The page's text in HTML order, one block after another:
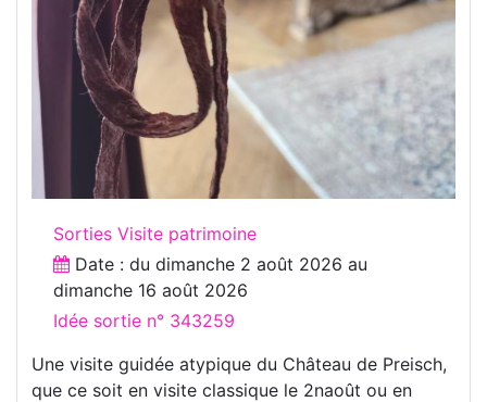
Sorties Visite patrimoine
Date : du dimanche 2 août 2026 au
dimanche 16 août 2026
Idée sortie n° 343259
Une visite guidée atypique du Château de Preisch,
que ce soit en visite classique le 2naoût ou en